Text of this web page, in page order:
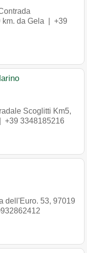
km. da Gela | +39
Scoglitti Km5,
+39 3348185216
dell'Euro. 53, 97019